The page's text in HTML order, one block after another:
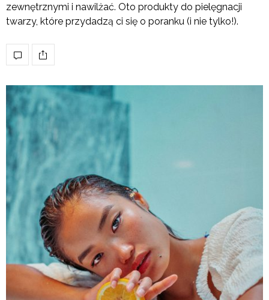
zewnętrznymi i nawilżać. Oto produkty do pielęgnacji
twarzy, które przydadzą ci się o poranku (i nie tylko!).